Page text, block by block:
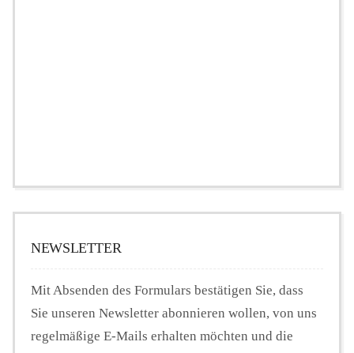
NEWSLETTER
Mit Absenden des Formulars bestätigen Sie, dass
Sie unseren Newsletter abonnieren wollen, von uns
regelmäßige E-Mails erhalten möchten und die